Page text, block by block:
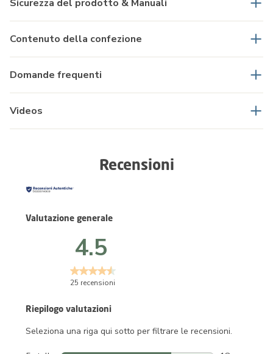
Sicurezza del prodotto & Manuali
Contenuto della confezione
Domande frequenti
Videos
Recensioni
Riepilogo valutazioni
Seleziona una riga qui sotto per filtrare le recensioni.
Valutazione generale
4.5
25 recensioni